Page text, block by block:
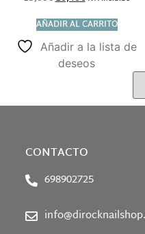
AÑADIR AL CARRITO
Añadir a la lista de
deseos
CONTACTO
698902725